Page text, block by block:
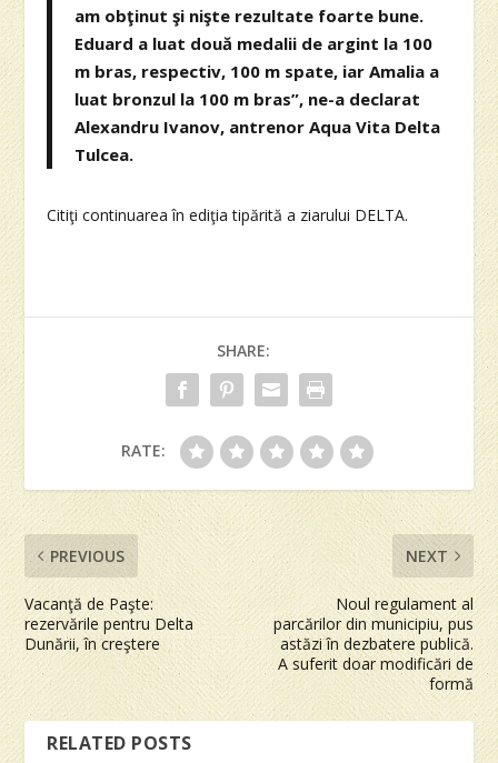
am obţinut şi nişte rezultate foarte bune.
Eduard a luat două medalii de argint la 100
m bras, respectiv, 100 m spate, iar Amalia a
luat bronzul la 100 m bras”, ne-a declarat
Alexandru Ivanov, antrenor Aqua Vita Delta
Tulcea.
Citiţi continuarea în ediţia tipărită a ziarului DELTA.
SHARE:
RATE:
PREVIOUS
Vacanţă de Paşte:
rezervările pentru Delta
Dunării, în creştere
NEXT
Noul regulament al
parcărilor din municipiu, pus
astăzi în dezbatere publică.
A suferit doar modificări de
formă
RELATED POSTS